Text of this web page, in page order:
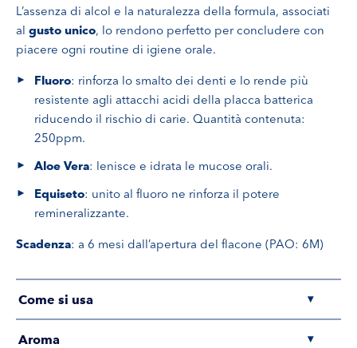
L’assenza di alcol e la naturalezza della formula, associati
al gusto unico, lo rendono perfetto per concludere con
piacere ogni routine di igiene orale.
Fluoro: rinforza lo smalto dei denti e lo rende più
resistente agli attacchi acidi della placca batterica
riducendo il rischio di carie. Quantità contenuta:
250ppm.
Aloe Vera: lenisce e idrata le mucose orali.
Equiseto: unito al fluoro ne rinforza il potere
remineralizzante.
Scadenza: a 6 mesi dall’apertura del flacone (PAO: 6M)
Come si usa ▾
Aroma ▾